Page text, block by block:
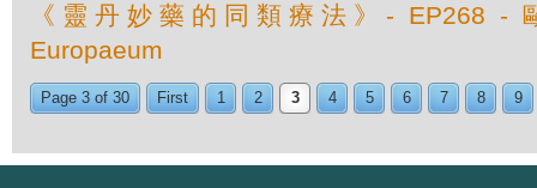
《靈丹妙藥的同類療法》- EP268 -
Europaeum
Page 3 of 30 First 1 2 3 4 5 6 7 8 9